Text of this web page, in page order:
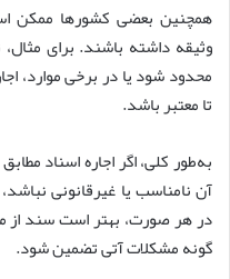
همچنین بعضی کشورها ممکن
وثیقه داشته باشند. برای
محدود شود یا در برخی موارد،
تا معتبر باشد.
به‌طور کلی، اگر اجاره اسناد
آن نامناسب یا غیرقانونی
در هر صورت، بهتر است سند از
گونه مشکلات آتی تضمین شود.